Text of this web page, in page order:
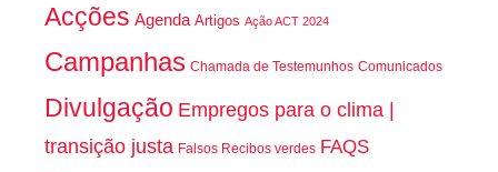
Acções Agenda Artigos Ação ACT 2024
Campanhas Chamada de Testemunhos Comunicados
Divulgação Empregos para o clima |
transição justa Falsos Recibos verdes FAQS